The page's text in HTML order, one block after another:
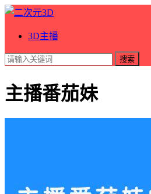
3D主播
搜索
主播番茄妹